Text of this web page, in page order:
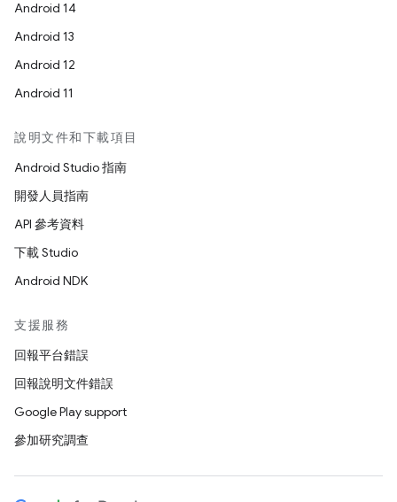
Android 14
Android 13
Android 12
Android 11
說明文件和下載項目
Android Studio 指南
開發人員指南
API 參考資料
下載 Studio
Android NDK
支援服務
回報平台錯誤
回報說明文件錯誤
Google Play support
參加研究調查